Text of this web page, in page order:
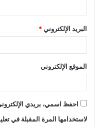
البريد الإلكتروني*
الموقع الإلكتروني
احفظ اسمي، بريدي
لاستخدامها المرة المقبلة في